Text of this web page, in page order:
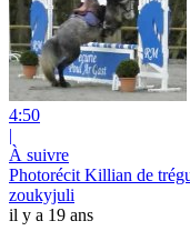
4:50
|
À suivre
Photorécit Killian de
zoukyjuli
il y a 19 ans